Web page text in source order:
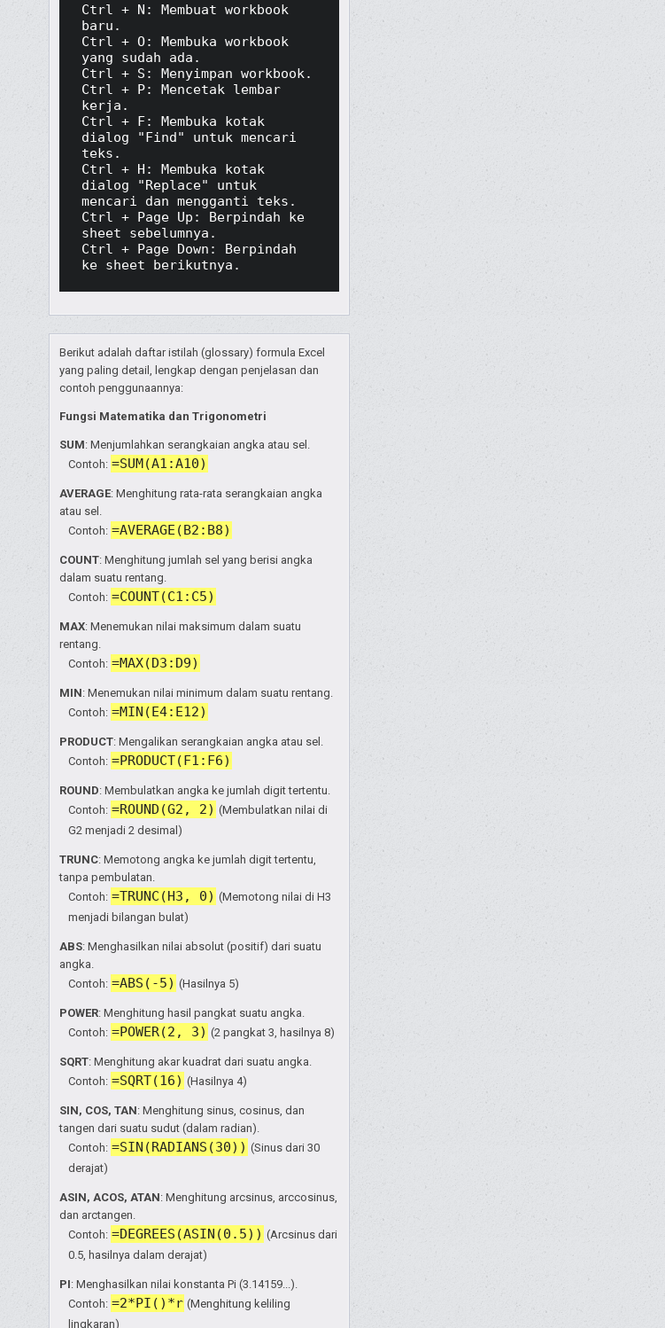
Ctrl + N: Membuat workbook
baru.
Ctrl + O: Membuka workbook
yang sudah ada.
Ctrl + S: Menyimpan workbook.
Ctrl + P: Mencetak lembar
kerja.
Ctrl + F: Membuka kotak
dialog "Find" untuk mencari
teks.
Ctrl + H: Membuka kotak
dialog "Replace" untuk
mencari dan mengganti teks.
Ctrl + Page Up: Berpindah ke
sheet sebelumnya.
Ctrl + Page Down: Berpindah
ke sheet berikutnya.
Berikut adalah daftar istilah (glossary) formula Excel
yang paling detail, lengkap dengan penjelasan dan
contoh penggunaannya:
Fungsi Matematika dan Trigonometri
SUM: Menjumlahkan serangkaian angka atau sel.
Contoh: =SUM(A1:A10)
AVERAGE: Menghitung rata-rata serangkaian angka
atau sel.
Contoh: =AVERAGE(B2:B8)
COUNT: Menghitung jumlah sel yang berisi angka
dalam suatu rentang.
Contoh: =COUNT(C1:C5)
MAX: Menemukan nilai maksimum dalam suatu
rentang.
Contoh: =MAX(D3:D9)
MIN: Menemukan nilai minimum dalam suatu rentang.
Contoh: =MIN(E4:E12)
PRODUCT: Mengalikan serangkaian angka atau sel.
Contoh: =PRODUCT(F1:F6)
ROUND: Membulatkan angka ke jumlah digit tertentu.
Contoh: =ROUND(G2, 2) (Membulatkan nilai di
G2 menjadi 2 desimal)
TRUNC: Memotong angka ke jumlah digit tertentu,
tanpa pembulatan.
Contoh: =TRUNC(H3, 0) (Memotong nilai di H3
menjadi bilangan bulat)
ABS: Menghasilkan nilai absolut (positif) dari suatu
angka.
Contoh: =ABS(-5) (Hasilnya 5)
POWER: Menghitung hasil pangkat suatu angka.
Contoh: =POWER(2, 3) (2 pangkat 3, hasilnya 8)
SQRT: Menghitung akar kuadrat dari suatu angka.
Contoh: =SQRT(16) (Hasilnya 4)
SIN, COS, TAN: Menghitung sinus, cosinus, dan
tangen dari suatu sudut (dalam radian).
Contoh: =SIN(RADIANS(30)) (Sinus dari 30
derajat)
ASIN, ACOS, ATAN: Menghitung arcsinus, arccosinus,
dan arctangen.
Contoh: =DEGREES(ASIN(0.5)) (Arcsinus dari
0.5, hasilnya dalam derajat)
PI: Menghasilkan nilai konstanta Pi (3.14159...).
Contoh: =2*PI()*r (Menghitung keliling
lingkaran)